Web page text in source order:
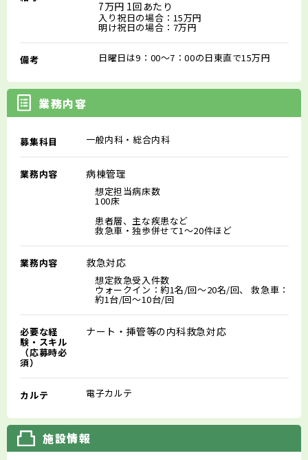
7万円 1回あたり
入り祝日の場合：15万円
明け祝日の場合：7万円
備考 日曜日は9：00～7：00の日東直で15万円
業務内容
募集科目 一般内科・総合内科
業務内容 病棟管理
想定担当病床数
100床
患者層、主な疾患など
救急車・独歩併せて1～20件ほど
業務内容 救急対応
想定救急受入件数
ウォークイン：約1名/回～20名/回、 救急車：
約1台/回～10台/回
必要な経
験・スキル
（応募時必
須）
ナート・挿管等の内科救急対応
カルテ 電子カルテ
施設情報